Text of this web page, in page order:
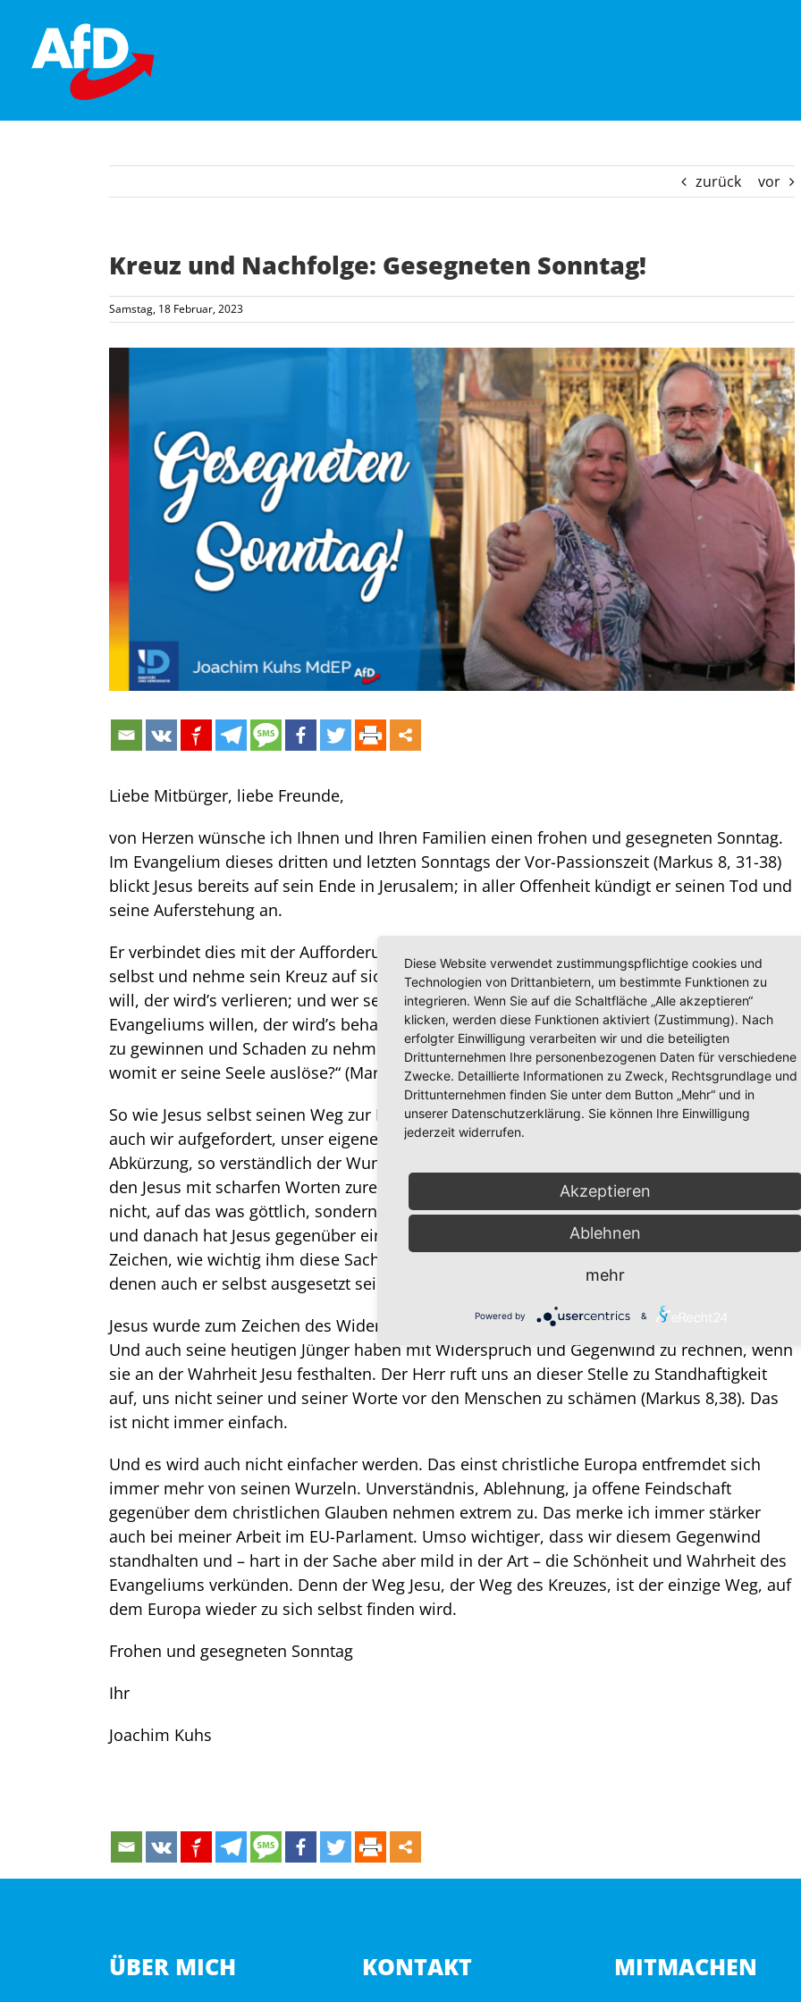
content
zurück vor
Kreuz und Nachfolge: Gesegneten Sonntag!
Samstag, 18 Februar, 2023
grösseres
Bild
Liebe Mitbürger, liebe Freunde,
von Herzen wünsche ich Ihnen und Ihren Familien einen frohen und gesegneten Sonntag.
Im Evangelium dieses dritten und letzten Sonntags der Vor-Passionszeit (Markus 8, 31-38)
blickt Jesus bereits auf sein Ende in Jerusalem; in aller Offenheit kündigt er seinen Tod und
seine Auferstehung an.
Er verbindet dies mit der Aufforderung: „Will mir jemand nachfolgen, der verleugne sich
selbst und nehme sein Kreuz auf sich und folge mir nach. Denn wer sein Leben behalten
will, der wird’s verlieren; und wer sein Leben verliert um meinetwillen und um des
Evangeliums willen, der wird’s behalten. Denn was hilft es dem Menschen, die ganze Welt
zu gewinnen und Schaden zu nehmen an seiner Seele? Denn was kann der Mensch geben,
womit er seine Seele auslöse?“ (Markus 8, 34-37)
So wie Jesus selbst seinen Weg zur Herrlichkeit über das Kreuz nehmen musste, so sind
auch wir aufgefordert, unser eigenes Kreuz auf uns zu nehmen. Es gibt keine bequeme
Abkürzung, so verständlich der Wunsch danach sein mag. Dies musste auch Petrus lernen,
den Jesus mit scharfen Worten zurecht wies: „Geh hinter mich, Satan! Denn du sinnst
nicht, auf das was göttlich, sondern auf das was menschlich ist.“ (Vers 33) Niemals zuvor
und danach hat Jesus gegenüber einem seiner Jünger so harte Worte gebraucht. Ein
Zeichen, wie wichtig ihm diese Sache ist und wie entschieden er – allen Versuchungen,
denen auch er selbst ausgesetzt sein wird zum Trotz – diesen seinen Weg gehen wird.
Jesus wurde zum Zeichen des Widerspruchs (vgl. Lukas 2,34) und er ist es immer noch.
Und auch seine heutigen Jünger haben mit Widerspruch und Gegenwind zu rechnen, wenn
sie an der Wahrheit Jesu festhalten. Der Herr ruft uns an dieser Stelle zu Standhaftigkeit
auf, uns nicht seiner und seiner Worte vor den Menschen zu schämen (Markus 8,38). Das
ist nicht immer einfach.
Und es wird auch nicht einfacher werden. Das einst christliche Europa entfremdet sich
immer mehr von seinen Wurzeln. Unverständnis, Ablehnung, ja offene Feindschaft
gegenüber dem christlichen Glauben nehmen extrem zu. Das merke ich immer stärker
auch bei meiner Arbeit im EU-Parlament. Umso wichtiger, dass wir diesem Gegenwind
standhalten und – hart in der Sache aber mild in der Art – die Schönheit und Wahrheit des
Evangeliums verkünden. Denn der Weg Jesu, der Weg des Kreuzes, ist der einzige Weg, auf
dem Europa wieder zu sich selbst finden wird.
Frohen und gesegneten Sonntag
Ihr
Joachim Kuhs
ÜBER MICH KONTAKT MITMACHEN
Diese Website verwendet zustimmungspflichtige cookies und
Technologien von Drittanbietern, um bestimmte Funktionen zu
integrieren. Wenn Sie auf die Schaltfläche „Alle akzeptieren“
klicken, werden diese Funktionen aktiviert (Zustimmung). Nach
erfolgter Einwilligung verarbeiten wir und die beteiligten
Drittunternehmen Ihre personenbezogenen Daten für verschiedene
Zwecke. Detaillierte Informationen zu Zweck, Rechtsgrundlage und
Drittunternehmen finden Sie unter dem Button „Mehr“ und in
unserer Datenschutzerklärung. Sie können Ihre Einwilligung
jederzeit widerrufen.
Akzeptieren
Ablehnen
mehr
Powered by &